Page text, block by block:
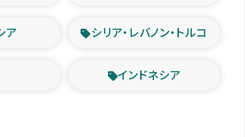
ア シリア・レバノン・トルコ
インドネシア